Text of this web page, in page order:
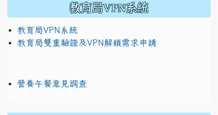
教育局VPN系統
教育局VPN系統
教育局雙重驗證及VPN解鎖需求申請
營養午餐意見調查